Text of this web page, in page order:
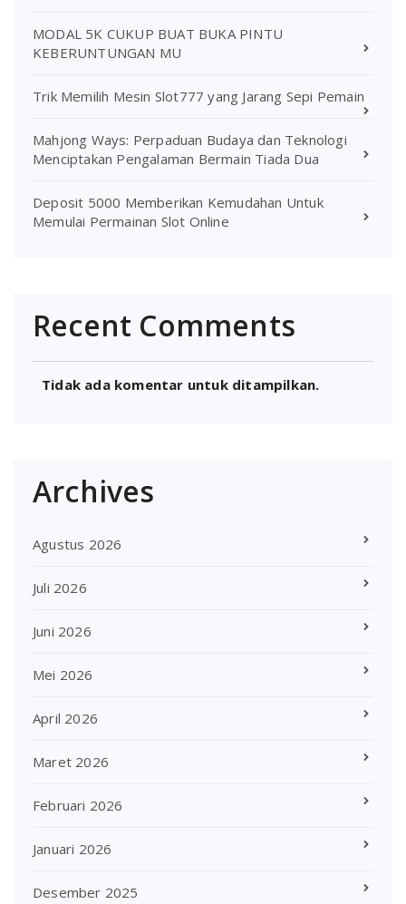
MODAL 5K CUKUP BUAT BUKA PINTU
KEBERUNTUNGAN MU
Trik Memilih Mesin Slot777 yang Jarang Sepi Pemain
Mahjong Ways: Perpaduan Budaya dan Teknologi
Menciptakan Pengalaman Bermain Tiada Dua
Deposit 5000 Memberikan Kemudahan Untuk
Memulai Permainan Slot Online
Recent Comments
Tidak ada komentar untuk ditampilkan.
Archives
Agustus 2026
Juli 2026
Juni 2026
Mei 2026
April 2026
Maret 2026
Februari 2026
Januari 2026
Desember 2025